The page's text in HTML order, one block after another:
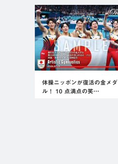
体操ニッポンが復活の金メダ
ル！ 10 点満点の笑…